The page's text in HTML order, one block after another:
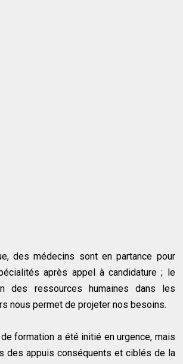
des médecins sont en partance pour
après appel à candidature ; le
des ressources humaines dans les
nous permet de projeter nos besoins.
formation a été initié en urgence, mais
des appuis conséquents et ciblés de la